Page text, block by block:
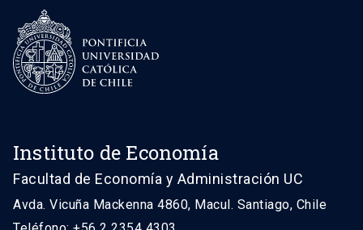
Instituto de Economía
Facultad de Economía y Administración UC
Avda. Vicuña Mackenna 4860, Macul. Santiago, Chile